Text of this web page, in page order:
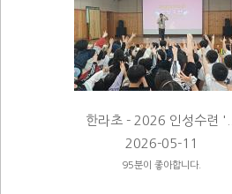
한라초 - 2026 인성수련 '...
2026-05-11
95분이 좋아합니다.